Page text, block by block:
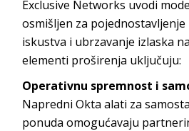
Exclusive Networks uvodi
osmišljen za
iskustva i ubrzavanje izlaska
elementi proširenja uključuju:
Operativnu spremnost i
Napredni Okta alati za
ponuda omogućavaju